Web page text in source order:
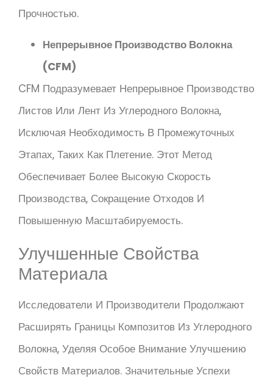
Прочностью.
Непрерывное Производство Волокна
(CFM)
CFM Подразумевает Непрерывное Производство
Листов Или Лент Из Углеродного Волокна,
Исключая Необходимость В Промежуточных
Этапах, Таких Как Плетение. Этот Метод
Обеспечивает Более Высокую Скорость
Производства, Сокращение Отходов И
Повышенную Масштабируемость.
Улучшенные Свойства
Материала
Исследователи И Производители Продолжают
Расширять Границы Композитов Из Углеродного
Волокна, Уделяя Особое Внимание Улучшению
Свойств Материалов. Значительные Успехи